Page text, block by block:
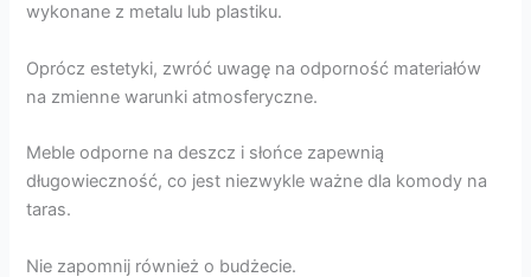
wykonane z metalu lub plastiku.
Oprócz estetyki, zwróć uwagę na odporność materiałów
na zmienne warunki atmosferyczne.
Meble odporne na deszcz i słońce zapewnią
długowieczność, co jest niezwykle ważne dla komody na
taras.
Nie zapomnij również o budżecie.